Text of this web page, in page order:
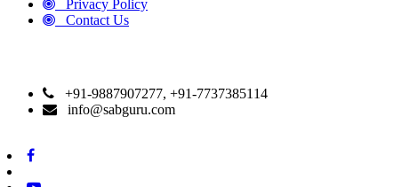
Privacy Policy
Contact Us
+91-9887907277, +91-7737385114
info@sabguru.com